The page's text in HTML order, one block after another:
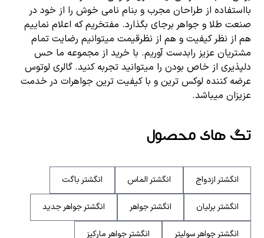
بااستفاده از طراحان مجرب و بنام نامی خوش را از خود در
صنعت طلا و جواهر برجای بگذارد. مفتخریم که اعلام نماییم
هم از نظر کیفیت و هم از نظرقیمت میتوانیم رضایت تمام
مشتریان عزیز رابدست آوریم. با خرید از مجموعه ما حس
دلپذیری از خاص بودن را میتوانید تجربه کنید. گالری لوتوس
عرضه کننده لوکس ترین و با کیفیت ترین جواهرات در خدمت
عزیزان میباشد.
تگ های محصول
انگشتر ازدواج انگشتر الماس انگشتر باگت
انگشتر برلیان انگشتر جواهر انگشتر جواهر جدید
انگشتر جواهر سولیتر انگشتر جواهر مارکیز